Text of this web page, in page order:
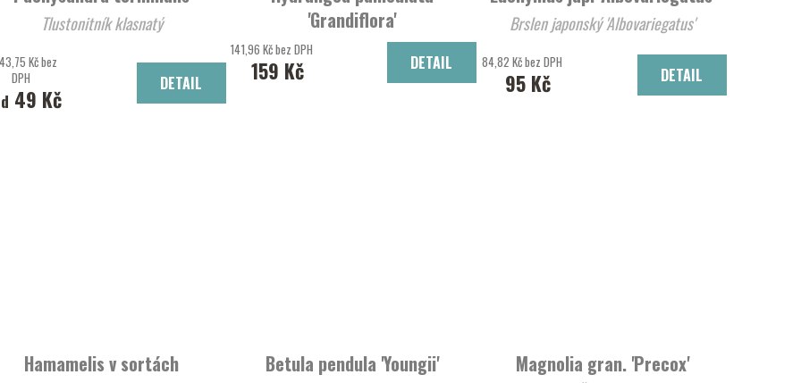
Tlustonitník klasnatý
Kč bez
DPH
49 Kč
DETAIL
'Grandiflora'
Hortenzie latnatá 'Grandiflora'
141,96 Kč bez DPH
159 Kč DETAIL
Brslen japonský 'Albovariegatus'
84,82 Kč bez DPH
95 Kč DETAIL
Hamamelis v sortách Betula pendula 'Youngii' Magnolia gran. 'Precox'